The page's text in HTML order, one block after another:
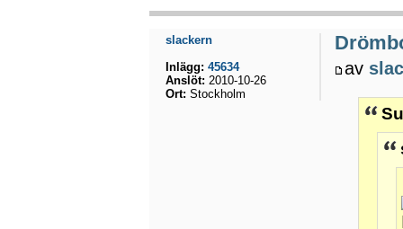
av
slackern
Inlägg: 45634
Anslöt: 2010-10-26
Ort: Stockholm